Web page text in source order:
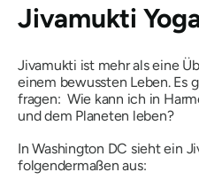
Jivamukti
Jivamukti ist mehr als eine
einem bewussten Leben. Es
fragen: Wie kann ich in
und dem Planeten leben?
In Washington DC sieht ein
folgendermaßen aus: